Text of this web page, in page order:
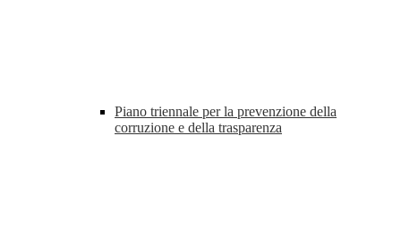
Piano triennale per la prevenzione della
corruzione e della trasparenza